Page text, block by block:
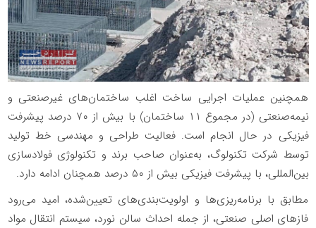
همچنین عملیات اجرایی ساخت اغلب ساختمان‌های غیرصنعتی و
نیمه‌صنعتی (در مجموع ۱۱ ساختمان) با بیش از ۷۰ درصد پیشرفت
فیزیکی در حال انجام است. فعالیت طراحی و مهندسی خط تولید
توسط شرکت تکنولوگ، به‌عنوان صاحب برند و تکنولوژی فولادسازی
بین‌المللی، با پیشرفت فیزیکی بیش از ۵۰ درصد همچنان ادامه دارد.
مطابق با برنامه‌ریزی‌ها و اولویت‌بندی‌های تعیین‌شده، امید می‌رود
فازهای اصلی صنعتی، از جمله احداث سالن نورد، سیستم انتقال مواد